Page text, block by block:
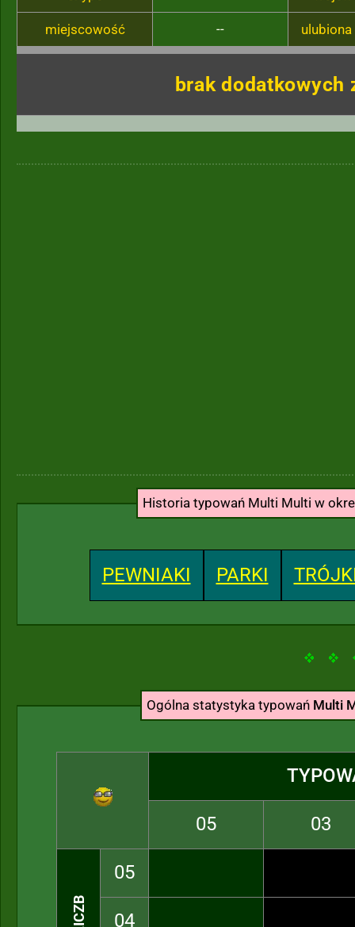
miejscowość --
brak dodatkowych
Historia typowań Multi Multi w
PEWNIAKI PARKI
Ogólna statystyka typowań Multi
05 03
05
04